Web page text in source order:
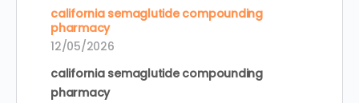
california semaglutide compounding
pharmacy
12/05/2026
california semaglutide compounding
pharmacy